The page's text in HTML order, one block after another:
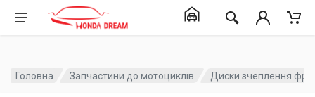
Головна Запчастини до мотоциклів Диски зчеплення